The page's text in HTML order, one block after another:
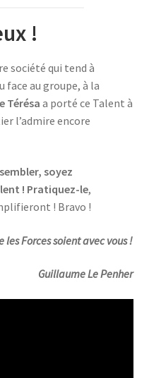
!
société qui tend à
au groupe, à la
Térésa a porté ce Talent à
l’admire encore
soyez
! Pratiquez-le,
! Bravo !
les Forces soient avec vous !
Guillaume Le Penher